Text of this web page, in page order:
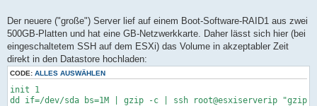
Der neuere ("große") Server lief auf einem Boot-Software-RAID1 aus zwei
500GB-Platten und hat eine GB-Netzwerkkarte. Daher lässt sich hier (bei
eingeschaltetem SSH auf dem ESXi) das Volume in akzeptabler Zeit
direkt in den Datastore hochladen:
CODE: ALLES AUSWÄHLEN
init 1
dd if=/dev/sda bs=1M | gzip -c | ssh root@esxiserverip "gzip